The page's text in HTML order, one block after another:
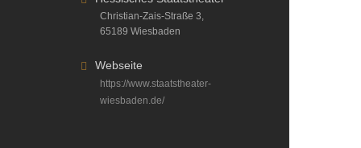
Christian-Zais-Straße 3,
65189 Wiesbaden
Webseite
https://www.staatstheater-
wiesbaden.de/